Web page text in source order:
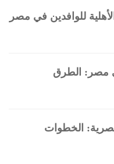
للوافدين في مصر
مصر: الطرق
الخطوات